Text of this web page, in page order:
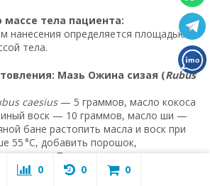
массе тела пациента:
нанесения определяется площадью
тела.
Мазь Ожина сизая (Rubus
caesius— 5 граммов, масло кокоса
воск — 10 граммов, масло ши —
бане растопить масла и воск при
55 °C, добавить порошок,
Перелить в стерильную
0 0 0